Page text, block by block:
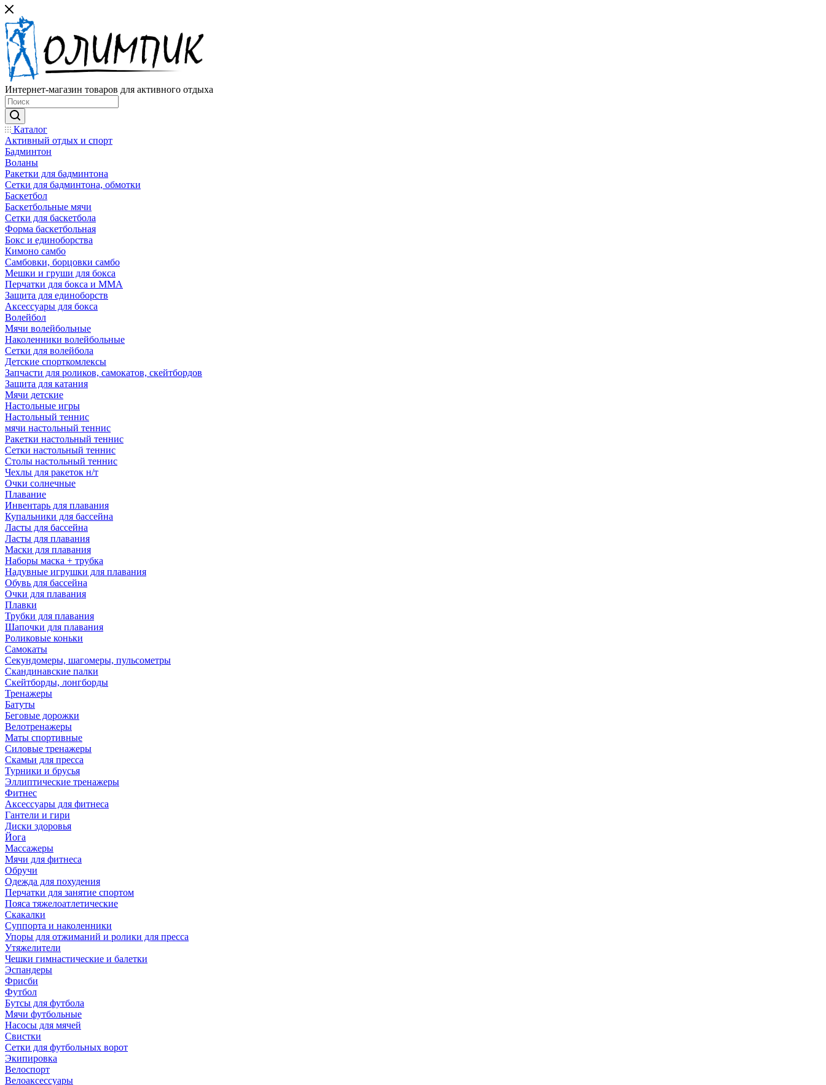
Интернет-магазин товаров для активного отдыха
Каталог
Активный отдых и спорт
Бадминтон
Воланы
Ракетки для бадминтона
Сетки для бадминтона, обмотки
Баскетбол
Баскетбольные мячи
Сетки для баскетбола
Форма баскетбольная
Бокс и единоборства
Кимоно самбо
Самбовки, борцовки самбо
Мешки и груши для бокса
Перчатки для бокса и ММА
Защита для единоборств
Аксессуары для бокса
Волейбол
Мячи волейбольные
Наколенники волейбольные
Сетки для волейбола
Детские спорткомлексы
Запчасти для роликов, самокатов, скейтбордов
Защита для катания
Мячи детские
Настольные игры
Настольный теннис
мячи настольный теннис
Ракетки настольный теннис
Сетки настольный теннис
Столы настольный теннис
Чехлы для ракеток н/т
Очки солнечные
Плавание
Инвентарь для плавания
Купальники для бассейна
Ласты для бассейна
Ласты для плавания
Маски для плавания
Наборы маска + трубка
Надувные игрушки для плавания
Обувь для бассейна
Очки для плавания
Плавки
Трубки для плавания
Шапочки для плавания
Роликовые коньки
Самокаты
Секундомеры, шагомеры, пульсометры
Скандинавские палки
Скейтборды, лонгборды
Тренажеры
Батуты
Беговые дорожки
Велотренажеры
Маты спортивные
Силовые тренажеры
Скамьи для пресса
Турники и брусья
Эллиптические тренажеры
Фитнес
Аксессуары для фитнеса
Гантели и гири
Диски здоровья
Йога
Массажеры
Мячи для фитнеса
Обручи
Одежда для похудения
Перчатки для занятие спортом
Пояса тяжелоатлетические
Скакалки
Суппорта и наколенники
Упоры для отжиманий и ролики для пресса
Утяжелители
Чешки гимнастические и балетки
Эспандеры
Фрисби
Футбол
Бутсы для футбола
Мячи футбольные
Насосы для мячей
Свистки
Сетки для футбольных ворот
Экипировка
Велоспорт
Велоаксессуары